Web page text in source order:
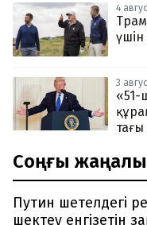
4
3
«51-
тағы
Соңғы
Путин шетелдегі
шектеу енгізетін